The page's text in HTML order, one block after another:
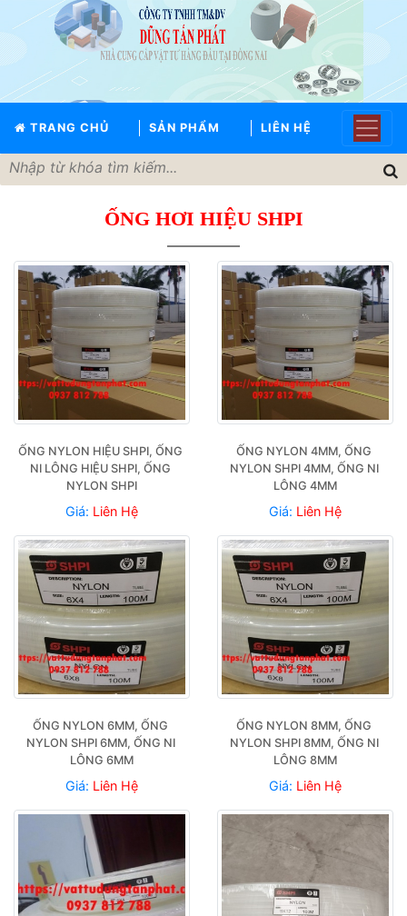
TRANG CHỦ SẢN PHẨM LIÊN HỆ
TRANG
CHỦ
GIỚI
SẢN
PHẨM
TIN
TỨC
HỆ
ỐNG HƠI HIỆU SHPI
ỐNG NYLON HIỆU SHPI, ỐNG
NI LÔNG HIỆU SHPI, ỐNG
NYLON SHPI
Giá: Liên Hệ
ỐNG NYLON 4MM, ỐNG
NYLON SHPI 4MM, ỐNG NI
LÔNG 4MM
Giá: Liên Hệ
ỐNG NYLON 6MM, ỐNG
NYLON SHPI 6MM, ỐNG NI
LÔNG 6MM
Giá: Liên Hệ
ỐNG NYLON 8MM, ỐNG
NYLON SHPI 8MM, ỐNG NI
LÔNG 8MM
Giá: Liên Hệ